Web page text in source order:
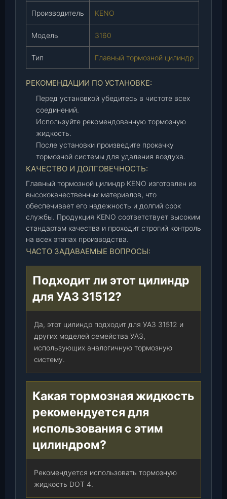
)
K
U
-
6
1
/
3
1
-
1
Производитель KENO
Модель 3160
Тип Главный тормозной цилиндр
РЕКОМЕНДАЦИИ ПО УСТАНОВКЕ:
Перед установкой убедитесь в чистоте всех
соединений.
Используйте рекомендованную тормозную
жидкость.
После установки произведите прокачку
тормозной системы для удаления воздуха.
КАЧЕСТВО И ДОЛГОВЕЧНОСТЬ:
Главный тормозной цилиндр KENO изготовлен из
высококачественных материалов, что
обеспечивает его надежность и долгий срок
службы. Продукция KENO соответствует высоким
стандартам качества и проходит строгий контроль
на всех этапах производства.
ЧАСТО ЗАДАВАЕМЫЕ ВОПРОСЫ:
Подходит ли этот цилиндр
для УАЗ 31512?
Да, этот цилиндр подходит для УАЗ 31512 и
других моделей семейства УАЗ,
использующих аналогичную тормозную
систему.
Какая тормозная жидкость
рекомендуется для
использования с этим
цилиндром?
Рекомендуется использовать тормозную
жидкость DOT 4.